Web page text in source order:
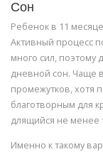
Сон
Ребенок в 11
Активный процесс
много сил, поэтому
дневной сон. Чаще
промежутков, хотя
благотворным для
длящийся не менее
Именно к такому